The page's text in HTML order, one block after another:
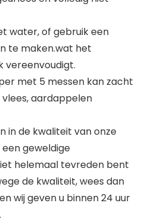
water, of gebruik een
te maken.wat het
vereenvoudigt.
met 5 messen kan zacht
aardappelen
in de kwaliteit van onze
geweldige
helemaal tevreden bent
de kwaliteit, wees dan
wij geven u binnen 24 uur